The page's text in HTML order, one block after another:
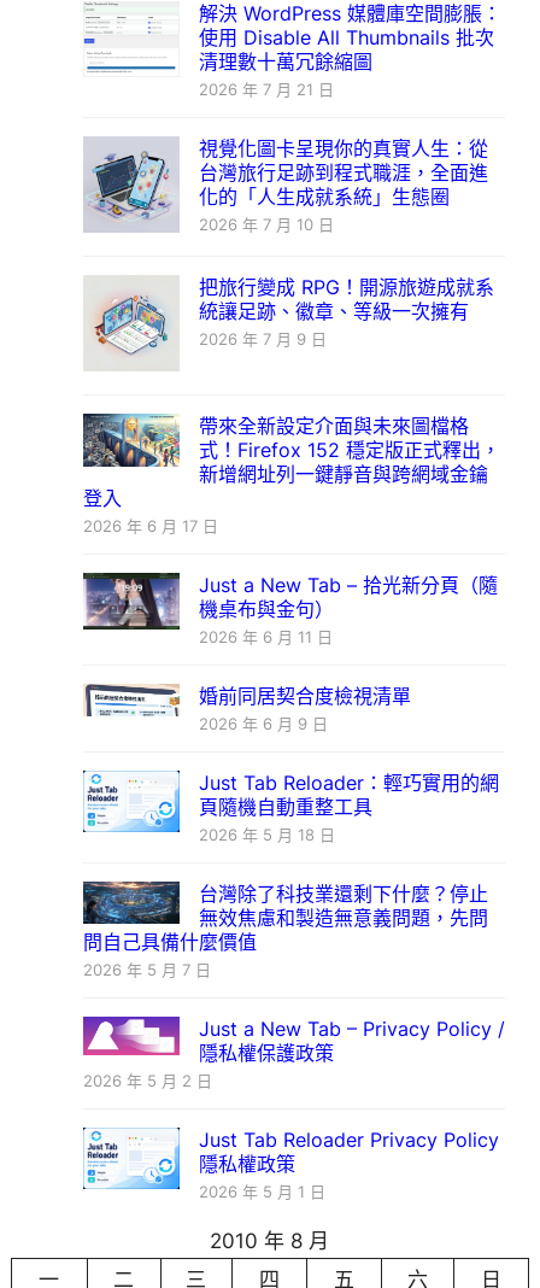
解決 WordPress 媒體庫空間膨脹：
使用 Disable All Thumbnails 批次
清理數十萬冗餘縮圖
2026 年 7 月 21 日
視覺化圖卡呈現你的真實人生：從
台灣旅行足跡到程式職涯，全面進
化的「人生成就系統」生態圈
2026 年 7 月 10 日
把旅行變成 RPG！開源旅遊成就系
統讓足跡、徽章、等級一次擁有
2026 年 7 月 9 日
帶來全新設定介面與未來圖檔格
式！Firefox 152 穩定版正式釋出，
新增網址列一鍵靜音與跨網域金鑰
登入
2026 年 6 月 17 日
Just a New Tab – 拾光新分頁（隨
機桌布與金句）
2026 年 6 月 11 日
婚前同居契合度檢視清單
2026 年 6 月 9 日
Just Tab Reloader：輕巧實用的網
頁隨機自動重整工具
2026 年 5 月 18 日
台灣除了科技業還剩下什麼？停止
無效焦慮和製造無意義問題，先問
問自己具備什麼價值
2026 年 5 月 7 日
Just a New Tab – Privacy Policy /
隱私權保護政策
2026 年 5 月 2 日
Just Tab Reloader Privacy Policy
隱私權政策
2026 年 5 月 1 日
2010 年 8 月
一
二 三 四 五 六
日